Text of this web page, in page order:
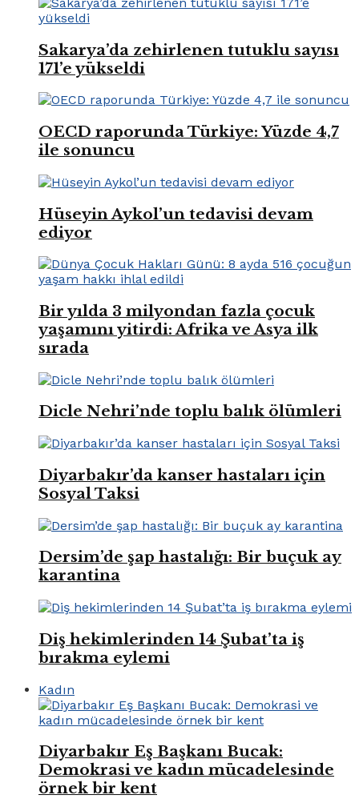
Sakarya’da zehirlenen tutuklu sayısı
171’e yükseldi
OECD raporunda Türkiye: Yüzde 4,7
ile sonuncu
Hüseyin Aykol’un tedavisi devam
ediyor
Bir yılda 3 milyondan fazla çocuk
yaşamını yitirdi: Afrika ve Asya ilk
sırada
Dicle Nehri’nde toplu balık ölümleri
Diyarbakır’da kanser hastaları için
Sosyal Taksi
Dersim’de şap hastalığı: Bir buçuk ay
karantina
Diş hekimlerinden 14 Şubat’ta iş
bırakma eylemi
Kadın
Diyarbakır Eş Başkanı Bucak:
Demokrasi ve kadın mücadelesinde
örnek bir kent